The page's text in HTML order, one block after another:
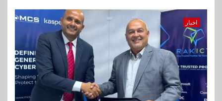
اخبار